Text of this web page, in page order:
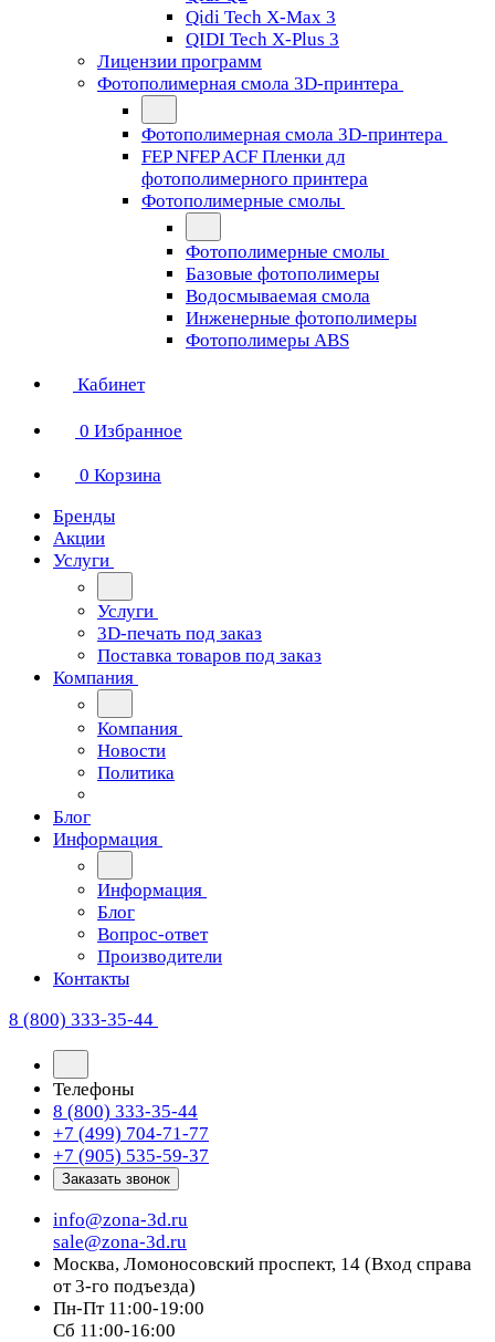
Qidi Tech X-Max 3
QIDI Tech X-Plus 3
Лицензии программ
Фотополимерная смола 3D-принтера
Фотополимерная смола 3D-принтера
FEP NFEP ACF Пленки дл
фотополимерного принтера
Фотополимерные смолы
Фотополимерные смолы
Базовые фотополимеры
Водосмываемая смола
Инженерные фотополимеры
Фотополимеры ABS
Кабинет
0 Избранное
0 Корзина
Бренды
Акции
Услуги
Услуги
3D-печать под заказ
Поставка товаров под заказ
Компания
Компания
Новости
Политика
Блог
Информация
Информация
Блог
Вопрос-ответ
Производители
Контакты
8 (800) 333-35-44
Телефоны
8 (800) 333-35-44
+7 (499) 704-71-77
+7 (905) 535-59-37
Заказать звонок
info@zona-3d.ru
sale@zona-3d.ru
Москва, Ломоносовский проспект, 14 (Вход справа
от 3-го подъезда)
Пн-Пт 11:00-19:00
Сб 11:00-16:00